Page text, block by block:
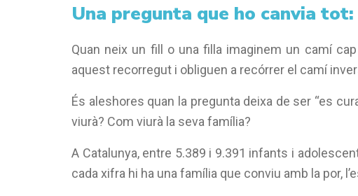
Una pregunta que ho canvia
Quan neix un fill o una filla imaginem un camí
aquest recorregut i obliguen a recórrer el camí
És aleshores quan la pregunta deixa de ser “es
viurà? Com viurà la seva família?
A Catalunya, entre 5.389 i 9.391 infants i
cada xifra hi ha una família que conviu amb la por,